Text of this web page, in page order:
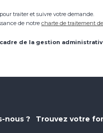
traiter et suivre votre demande.
de notre charte de traitement
de la gestion
nous ? Trouvez votre